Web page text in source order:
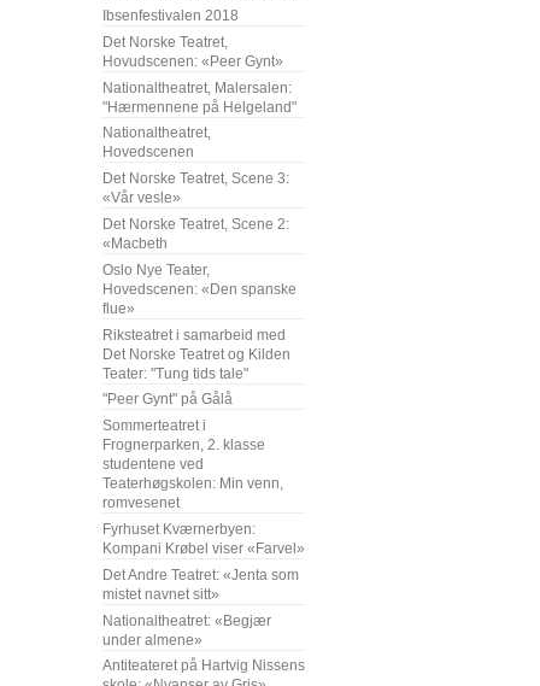
Ibsenfestivalen 2018
Det Norske Teatret,
Hovudscenen: «Peer Gynt»
Nationaltheatret, Malersalen:
"Hærmennene på Helgeland"
Nationaltheatret,
Hovedscenen
Det Norske Teatret, Scene 3:
«Vår vesle»
Det Norske Teatret, Scene 2:
«Macbeth
Oslo Nye Teater,
Hovedscenen: «Den spanske
flue»
Riksteatret i samarbeid med
Det Norske Teatret og Kilden
Teater: "Tung tids tale"
"Peer Gynt" på Gålå
Sommerteatret i
Frognerparken, 2. klasse
studentene ved
Teaterhøgskolen: Min venn,
romvesenet
Fyrhuset Kværnerbyen:
Kompani Krøbel viser «Farvel»
Det Andre Teatret: «Jenta som
mistet navnet sitt»
Nationaltheatret: «Begjær
under almene»
Antiteateret på Hartvig Nissens